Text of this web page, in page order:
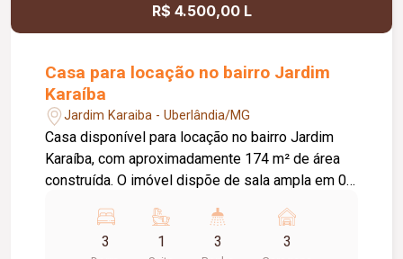
R$ 4.500,00 L
Casa para locação no bairro Jardim
Karaíba
Jardim Karaiba - Uberlândia/MG
Casa disponível para locação no bairro Jardim
Karaíba, com aproximadamente 174 m² de área
construída. O imóvel dispõe de sala ampla em 02
01 suíte, banheiro social com armário, cozinha
americana planejada com armários, fogão
3 1 3 3